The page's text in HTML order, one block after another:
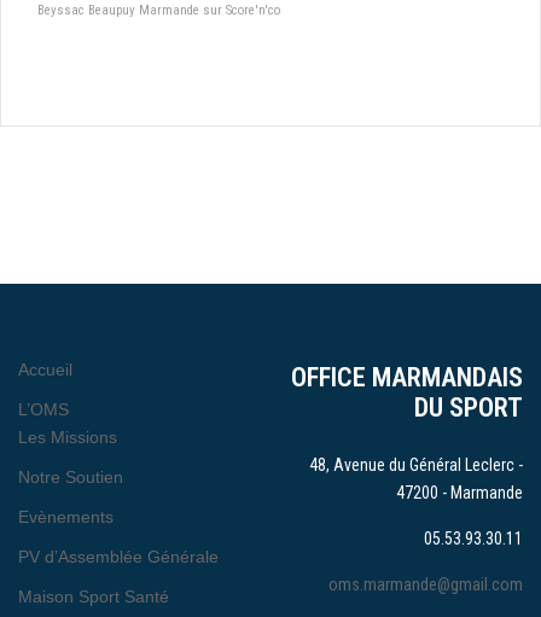
Beyssac Beaupuy Marmande sur Score'n'co
OFFICE MARMANDAIS
DU SPORT
48, Avenue du Général Leclerc -
47200 - Marmande
05.53.93.30.11
oms.marmande@gmail.com
Accueil
L’OMS
Les Missions
Notre Soutien
Evènements
PV d’Assemblée Générale
Maison Sport Santé